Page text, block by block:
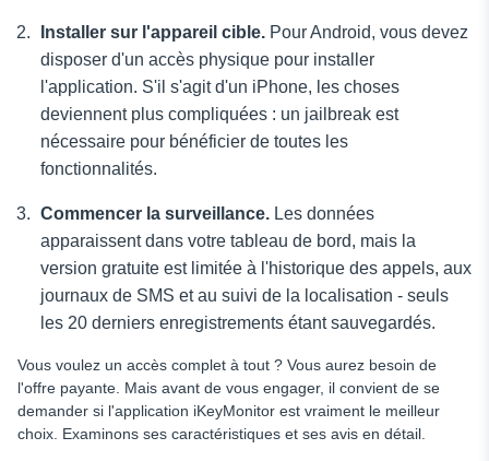
Installer sur l'appareil cible. Pour Android, vous devez
disposer d'un accès physique pour installer
l'application. S'il s'agit d'un iPhone, les choses
deviennent plus compliquées : un jailbreak est
nécessaire pour bénéficier de toutes les
fonctionnalités.
Commencer la surveillance. Les données
apparaissent dans votre tableau de bord, mais la
version gratuite est limitée à l'historique des appels, aux
journaux de SMS et au suivi de la localisation - seuls
les 20 derniers enregistrements étant sauvegardés.
Vous voulez un accès complet à tout ? Vous aurez besoin de
l'offre payante. Mais avant de vous engager, il convient de se
demander si l'application iKeyMonitor est vraiment le meilleur
choix. Examinons ses caractéristiques et ses avis en détail.